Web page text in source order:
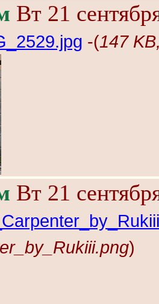
Вт 21
-(147
Вт 21
)